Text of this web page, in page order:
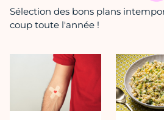
Sélection des bons plans
coup toute l'année !